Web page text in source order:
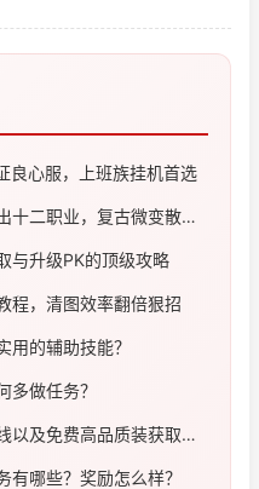
良心服，上班族挂机首选
十二职业，复古微变散人
与升级PK的顶级攻略
程，清图效率翻倍狠招
用的辅助技能？
多做任务？
以及免费高品质装获取教
有哪些？奖励怎么样？